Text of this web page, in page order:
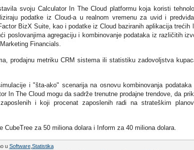
svoju Calculator In The Cloud platformu koja koristi
podatke iz Cloud-a u realnom vremenu za uvid i
BizX Suite, kao i podatke iz Cloud baziranih aplikacija trećih
poslovanjima agregaciju i kombinovanje podataka iz različitih
Financials.
prodajnu metriku CRM sistema ili statistiku zadovoljstva
i "šta-ako" scenarija na osnovu kombinovanja podataka
In The Cloud mogu da sadrže trenutne prodajne trendove, da
i koji procenat zaposlenih radi na strateškim
za 50 miliona dolara i Inform za 40 miliona dolara.
u Software, Statistika